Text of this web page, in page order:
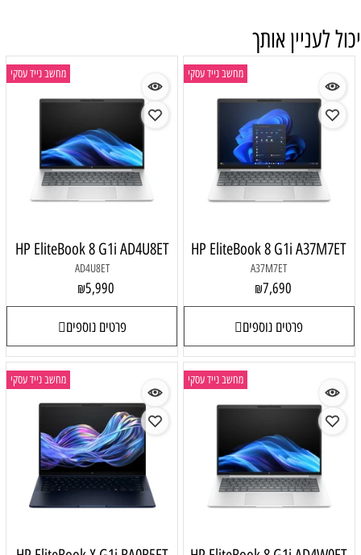
יכול לעניין אותך
מחשב נייד עסקי
HP EliteBook 8 G1i A37M7ET
A37M7ET
₪7,690
פרטים נוספים
מחשב נייד עסקי
HP EliteBook 8 G1i AD4U8ET
AD4U8ET
₪5,990
פרטים נוספים
מחשב נייד עסקי מחשב נייד עסקי